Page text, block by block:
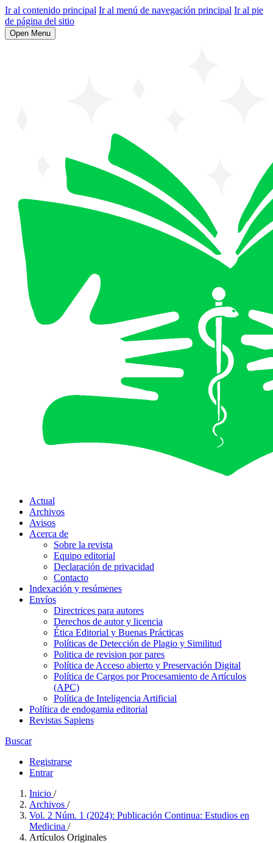
Ir al contenido principal Ir al menú de navegación principal Ir al pie
de página del sitio
Open Menu
Actual
Archivos
Avisos
Acerca de
Sobre la revista
Equipo editorial
Declaración de privacidad
Contacto
Indexación y resúmenes
Envíos
Directrices para autores
Derechos de autor y licencia
Ética Editorial y Buenas Prácticas
Políticas de Detección de Plagio y Similitud
Politica de revision por pares
Política de Acceso abierto y Preservación Digital
Política de Cargos por Procesamiento de Artículos
(APC)
Política de Inteligencia Artificial
Política de endogamia editorial
Revistas Sapiens
Buscar
Registrarse
Entrar
Inicio /
Archivos /
Vol. 2 Núm. 1 (2024): Publicación Continua: Estudios en
Medicina /
Artículos Originales